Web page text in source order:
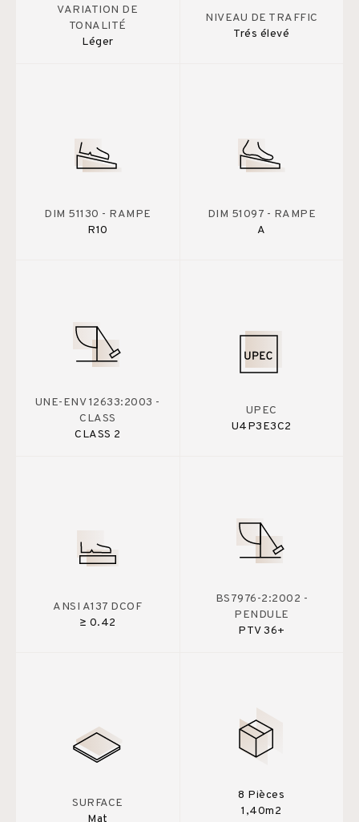
VARIATION DE
TONALITÉ
Léger
NIVEAU DE TRAFFIC
Trés élevé
DIM 51130 - RAMPE
R10
DIM 51097 - RAMPE
A
UNE-ENV 12633:2003 -
CLASS
CLASS 2
UPEC
U4P3E3C2
ANSI A137 DCOF
≥ 0.42
BS7976-2:2002 -
PENDULE
PTV 36+
SURFACE
Mat
8 Pièces
1,40m2